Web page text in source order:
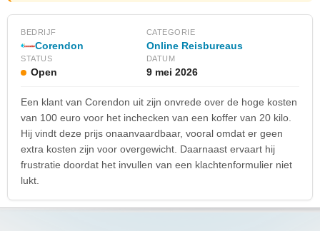
BEDRIJF
Corendon
CATEGORIE
Online Reisbureaus
STATUS
Open
DATUM
9 mei 2026
Een klant van Corendon uit zijn onvrede over de hoge kosten
van 100 euro voor het inchecken van een koffer van 20 kilo.
Hij vindt deze prijs onaanvaardbaar, vooral omdat er geen
extra kosten zijn voor overgewicht. Daarnaast ervaart hij
frustratie doordat het invullen van een klachtenformulier niet
lukt.